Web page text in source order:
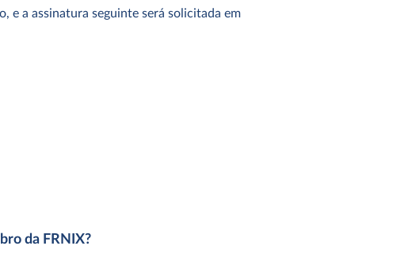
e a assinatura seguinte será solicitada em
da FRNIX?